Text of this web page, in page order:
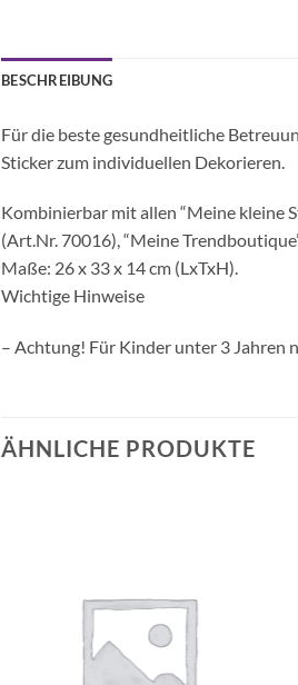
BESCHREIBUNG
Für die beste gesundheitliche
Sticker zum individuellen Dekorieren.
Kombinierbar mit allen “Meine kleine
(Art.Nr. 70016), “Meine
Maße: 26 x 33 x 14 cm (LxTxH).
Wichtige Hinweise
– Achtung! Für Kinder unter 3 Jahren
ÄHNLICHE PRODUKTE